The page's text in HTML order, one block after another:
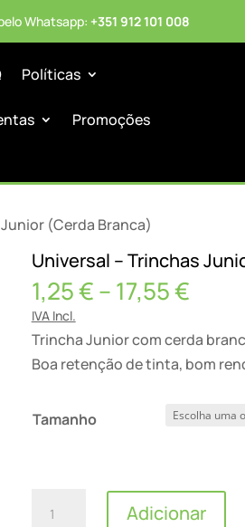
Whatsapp: +351 912 101 008
Políticas
Promoções
(Cerda Branca)
Universal – Trinchas
1,25€–17,55€Price
1,25
IVA Incl.
Trincha Junior com cerda
Boa retenção de tinta, bom
Tamanho
Quantidade
Adicionar